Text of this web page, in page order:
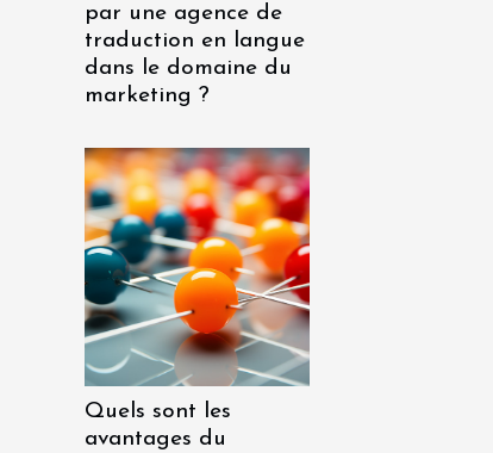
par une agence de
traduction en langue
dans le domaine du
marketing ?
Quels sont les
avantages du